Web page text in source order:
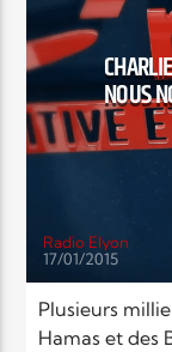
TITRE
ARTISTE
SOCIÉTÉ
NOUS
Radio Elyon
17/01/2015
Plusieurs
Hamas et des